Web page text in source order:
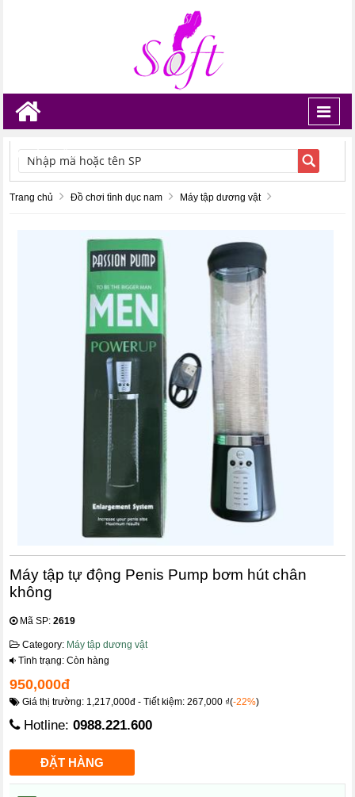
TÌM KIẾM
Trang chủ Đồ chơi tình dục nam Máy tập dương vật
Máy tập tự động Penis Pump bơm hút chân
không
Mã SP:2619
Category: Máy tập dương vật
Tình trạng: Còn hàng
950,000đ
Giá thị trường: 1,217,000đ - Tiết kiệm: 267,000 ₫(-22%)
Hotline:0988.221.600